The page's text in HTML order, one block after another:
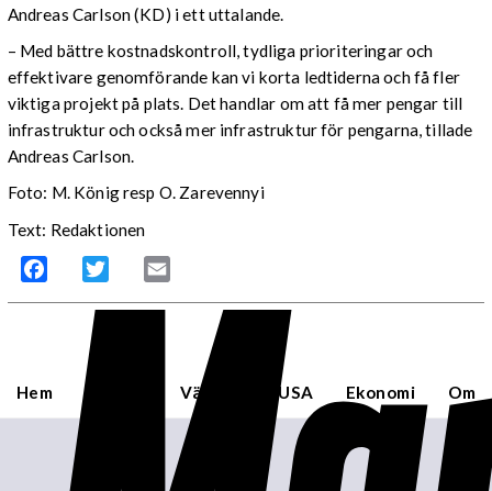
Andreas Carlson (KD) i ett uttalande.
– Med bättre kostnadskontroll, tydliga prioriteringar och
effektivare genomförande kan vi korta ledtiderna och få fler
viktiga projekt på plats. Det handlar om att få mer pengar till
infrastruktur och också mer infrastruktur för pengarna, tillade
Andreas Carlson.
Foto: M. König resp O. Zarevennyi
Text: Redaktionen
Facebook Twitter
Hem Världen USA Ekonomi Om